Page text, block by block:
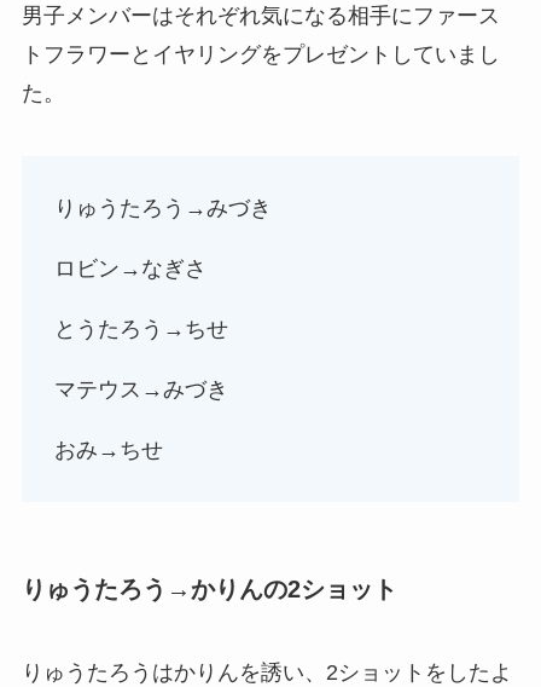
男子メンバーはそれぞれ気になる相手にファース
トフラワーとイヤリングをプレゼントしていまし
た。
りゅうたろう→みづき
ロビン→なぎさ
とうたろう→ちせ
マテウス→みづき
おみ→ちせ
りゅうたろう→かりんの2ショット
りゅうたろうはかりんを誘い、2ショットをしたよ